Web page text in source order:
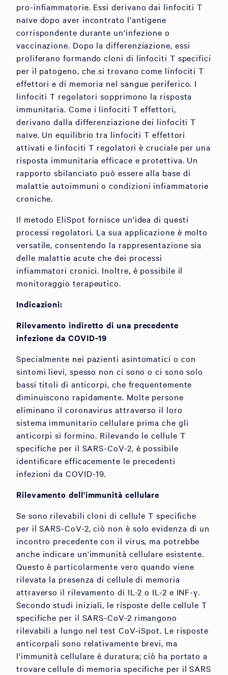
pro-infiammatorie. Essi derivano dai linfociti T
naïve dopo aver incontrato l'antigene
corrispondente durante un'infezione o
vaccinazione. Dopo la differenziazione, essi
proliferano formando cloni di linfociti T specifici
per il patogeno, che si trovano come linfociti T
effettori e di memoria nel sangue periferico. I
linfociti T regolatori sopprimono la risposta
immunitaria. Come i linfociti T effettori,
derivano dalla differenziazione dei linfociti T
naïve. Un equilibrio tra linfociti T effettori
attivati e linfociti T regolatori è cruciale per una
risposta immunitaria efficace e protettiva. Un
rapporto sbilanciato può essere alla base di
malattie autoimmuni o condizioni infiammatorie
croniche.
Il metodo EliSpot fornisce un'idea di questi
processi regolatori. La sua applicazione è molto
versatile, consentendo la rappresentazione sia
delle malattie acute che dei processi
infiammatori cronici. Inoltre, è possibile il
monitoraggio terapeutico.
Indicazioni:
Rilevamento indiretto di una precedente
infezione da COVID-19
Specialmente nei pazienti asintomatici o con
sintomi lievi, spesso non ci sono o ci sono solo
bassi titoli di anticorpi, che frequentemente
diminuiscono rapidamente. Molte persone
eliminano il coronavirus attraverso il loro
sistema immunitario cellulare prima che gli
anticorpi si formino. Rilevando le cellule T
specifiche per il SARS-CoV-2, è possibile
identificare efficacemente le precedenti
infezioni da COVID-19.
Rilevamento dell'immunità cellulare
Se sono rilevabili cloni di cellule T specifiche
per il SARS-CoV-2, ciò non è solo evidenza di un
incontro precedente con il virus, ma potrebbe
anche indicare un'immunità cellulare esistente.
Questo è particolarmente vero quando viene
rilevata la presenza di cellule di memoria
attraverso il rilevamento di IL-2 o IL-2 e INF-γ.
Secondo studi iniziali, le risposte delle cellule T
specifiche per il SARS-CoV-2 rimangono
rilevabili a lungo nel test CoV-iSpot. Le risposte
anticorpali sono relativamente brevi, ma
l'immunità cellulare è duratura; ciò ha portato a
trovare cellule di memoria specifiche per il SARS